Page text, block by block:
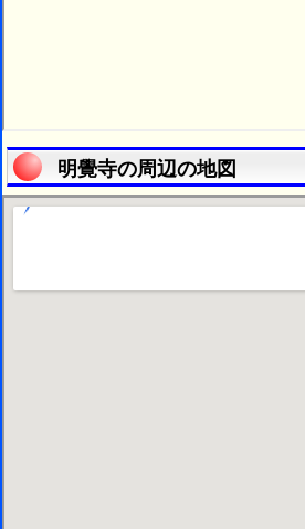
明覺寺の周辺の地図